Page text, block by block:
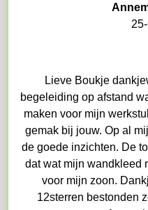
Lieve Boukje
begeleiding op afstand
maken voor mijn
gemak bij jouw. Op al
de goede inzichten. De
dat wat mijn wandkleed
voor mijn zoon.
12sterren bestonden